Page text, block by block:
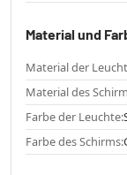
Material und
Material der
Material des
Farbe der Leuchte:
Farbe des Schirms: